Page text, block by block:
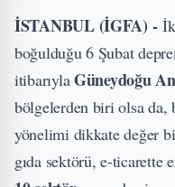
İSTANBUL (İGFA) -
boğulduğu 6 Şubat
itibarıylaGüneydoğu
bölgelerden biri olsa da,
yönelimi dikkate değer
gıda sektörü, e-ticarette